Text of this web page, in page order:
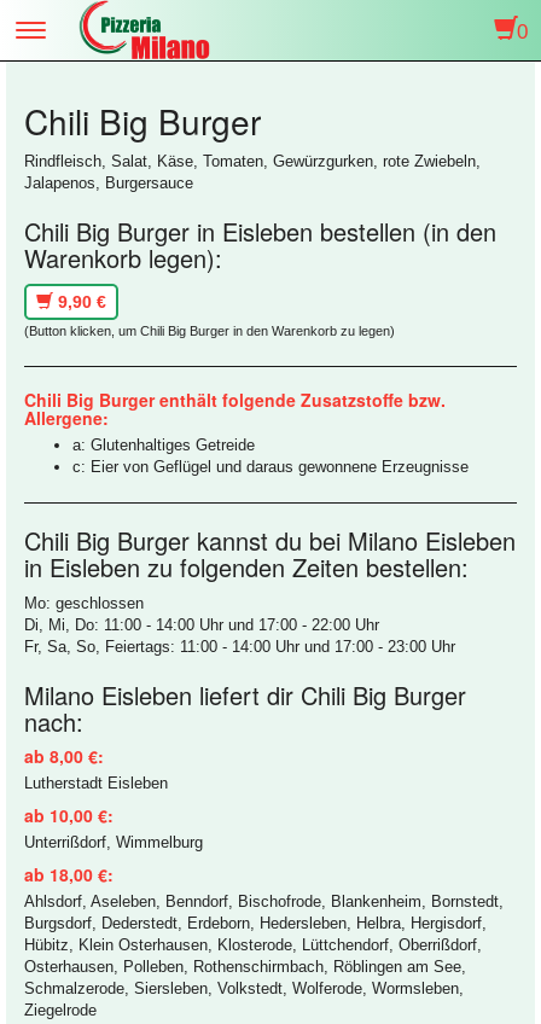
Toggle
navigation
0
Chili Big Burger
Rindfleisch, Salat, Käse, Tomaten, Gewürzgurken, rote Zwiebeln,
Jalapenos, Burgersauce
Chili Big Burger in Eisleben bestellen (in den
Warenkorb legen):
9,90 €
(Button klicken, um Chili Big Burger in den Warenkorb zu legen)
Chili Big Burger enthält folgende Zusatzstoffe bzw.
Allergene:
a: Glutenhaltiges Getreide
c: Eier von Geflügel und daraus gewonnene Erzeugnisse
Chili Big Burger kannst du bei Milano Eisleben
in Eisleben zu folgenden Zeiten bestellen:
Mo: geschlossen
Di, Mi, Do: 11:00 - 14:00 Uhr und 17:00 - 22:00 Uhr
Fr, Sa, So, Feiertags: 11:00 - 14:00 Uhr und 17:00 - 23:00 Uhr
Milano Eisleben liefert dir Chili Big Burger
nach:
ab 8,00 €:
Lutherstadt Eisleben
ab 10,00 €:
Unterrißdorf, Wimmelburg
ab 18,00 €:
Ahlsdorf, Aseleben, Benndorf, Bischofrode, Blankenheim, Bornstedt,
Burgsdorf, Dederstedt, Erdeborn, Hedersleben, Helbra, Hergisdorf,
Hübitz, Klein Osterhausen, Klosterode, Lüttchendorf, Oberrißdorf,
Osterhausen, Polleben, Rothenschirmbach, Röblingen am See,
Schmalzerode, Siersleben, Volkstedt, Wolferode, Wormsleben,
Ziegelrode